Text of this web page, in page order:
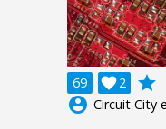
69 2

grade
account_circle Circuit City